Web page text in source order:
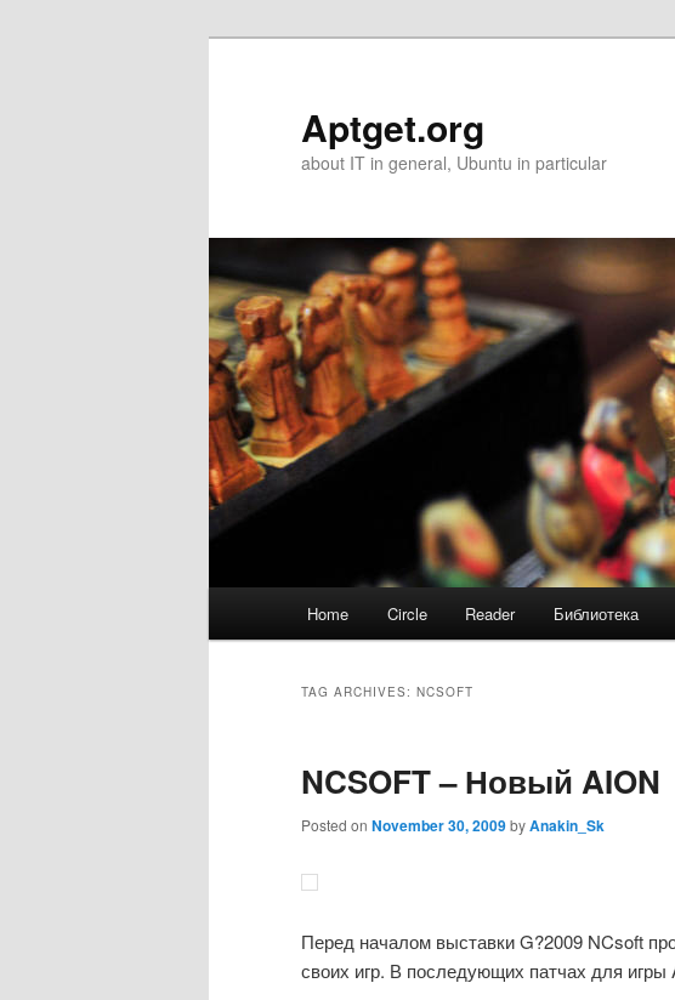
Aptget.org
about IT in general, Ubuntu in particular
Home Circle Reader Библиотека
TAG ARCHIVES: NCSOFT
NCSOFT – Новый AION
Posted on November 30, 2009byAnakin_Sk
Перед началом выставки G?2009 NCsoft
своих игр. В последующих патчах для